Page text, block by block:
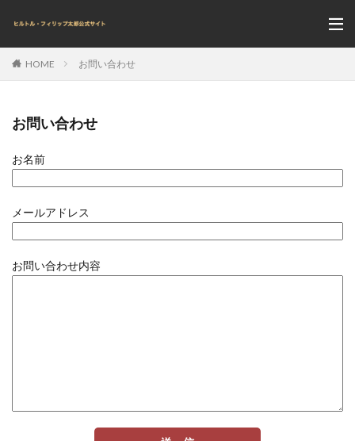
HOME お問い合わせ
お問い合わせ
お名前
メールアドレス
お問い合わせ内容